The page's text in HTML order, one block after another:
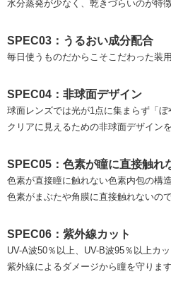
水分蒸発が少なく、乾きづらいのが特徴
SPEC03：うるおい成分配合
毎日使うものだからこそこだわった装用
SPEC04：非球面デザイン
球面レンズでは光が1点に集まらず「ぼ
クリアに見えるための非球面デザイン
SPEC05：色素が瞳に直接触れ
色素が直接瞳に触れない色素内包の構
色素がまぶたや角膜に直接触れないの
SPEC06：紫外線カット
UV-A波50％以上、UV-B波95％以上カッ
紫外線によるダメージから瞳を守ります